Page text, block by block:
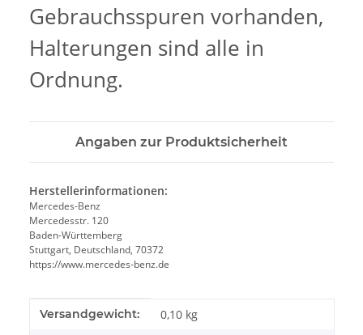
Gebrauchsspuren vorhanden,
Halterungen sind alle in
Ordnung.
Angaben zur Produktsicherheit
Herstellerinformationen:
Mercedes-Benz
Mercedesstr. 120
Baden-Württemberg
Stuttgart, Deutschland, 70372
https://www.mercedes-benz.de
Produkteigenschaft
Wert
Versandgewicht: 0,10 kg